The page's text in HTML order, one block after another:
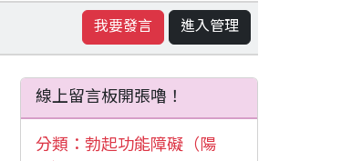
我要發言 進入管理
線上留言板開張嚕！
分類： 勃起功能障礙（陽